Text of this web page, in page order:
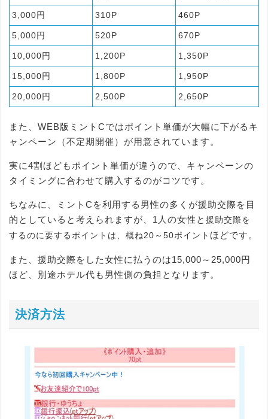
3,000円 310P 460P
5,000円 520P 670P
10,000円 1,200P 1,350P
15,000円 1,800P 1,950P
20,000円 2,500P 2,650P
また、WEB版ミントCではポイント単価が大幅に下がるキ
ャンペーン（不定期開催）が用意されています。
実に4割ほどもポイント単価が違うので、キャンペーンの
タイミングに合わせて購入するのがコツです。
ちなみに、ミントCを利用する男性の多くが援助交際を目
的としていると考えられますが、1人の女性と 援助交際を
するのに要するポイントは、概ね20～50ポイント ほどです。
また、援助交際をした女性に払うのは15,000～25,000円
ほど、別途ホテル代も男性側の負担となります。
決済方法